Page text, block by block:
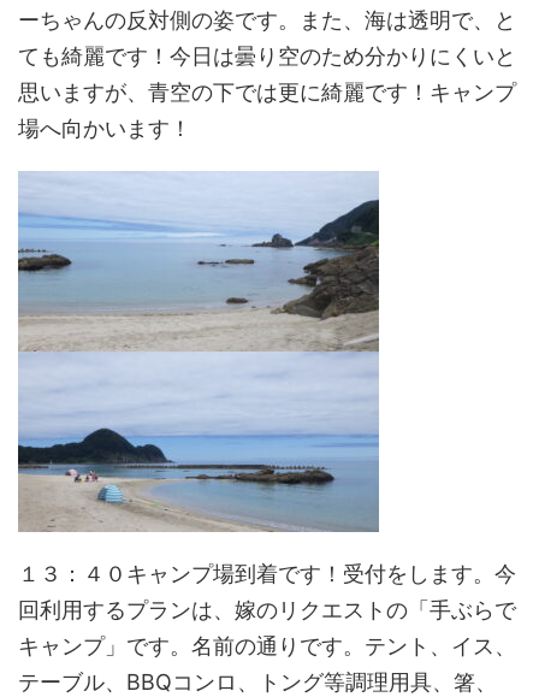
ーちゃんの反対側の姿です。また、海は透明で、と
ても綺麗です！今日は曇り空のため分かりにくいと
思いますが、青空の下では更に綺麗です！キャンプ
場へ向かいます！
１３：４０キャンプ場到着です！受付をします。今
回利用するプランは、嫁のリクエストの「手ぶらで
キャンプ」です。名前の通りです。テント、イス、
テーブル、BBQコンロ、トング等調理用具、箸、